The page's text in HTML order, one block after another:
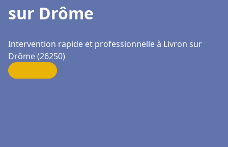
sur Drôme
Intervention rapide et professionnelle à Livron sur
Drôme (26250)